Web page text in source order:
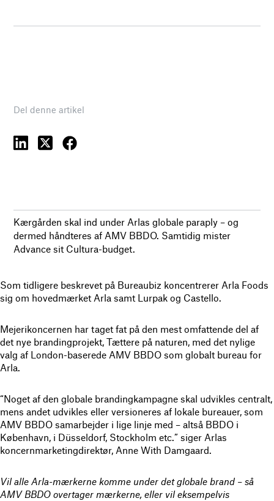
Del denne artikel
Kærgården skal ind under Arlas globale paraply – og
dermed håndteres af AMV BBDO. Samtidig mister
Advance sit Cultura-budget.
Som tidligere beskrevet på Bureaubiz koncentrerer Arla Foods
sig om hovedmærket Arla samt Lurpak og Castello.
Mejerikoncernen har taget fat på den mest omfattende del af
det nye brandingprojekt, Tættere på naturen, med det nylige
valg af London-baserede AMV BBDO som globalt bureau for
Arla.
“Noget af den globale brandingkampagne skal udvikles centralt,
mens andet udvikles eller versioneres af lokale bureauer, som
AMV BBDO samarbejder i lige linje med – altså BBDO i
København, i Düsseldorf, Stockholm etc.” siger Arlas
koncernmarketingdirektør, Anne With Damgaard.
Vil alle Arla-mærkerne komme under det globale brand – så
AMV BBDO overtager mærkerne, eller vil eksempelvis